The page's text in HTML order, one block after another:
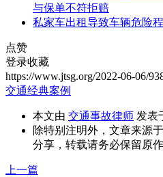
与保单不符拒赔
私家车出租导致车辆危险
点赞
登录收藏
https://www.jtsg.org/2022-06-06/
交通经典案例
本文由 交通事故律师 发表
除特别注明外，文章来源
分享，转载请务必保留原作
上一篇